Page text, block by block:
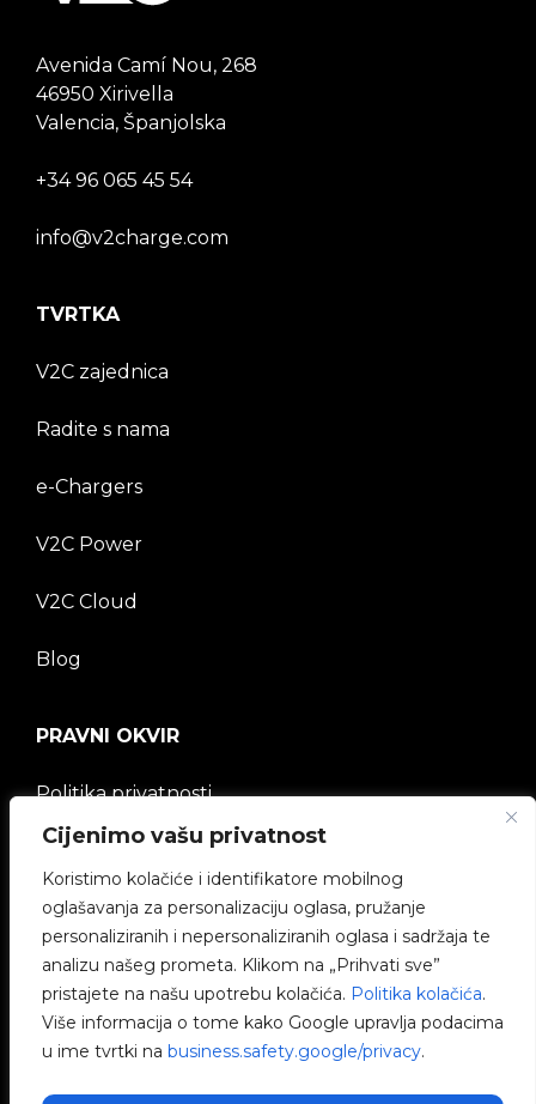
Cijenimo vašu privatnost
Koristimo kolačiće i identifikatore mobilnog
oglašavanja za personalizaciju oglasa, pružanje
personaliziranih i nepersonaliziranih oglasa i sadržaja te
analizu našeg prometa. Klikom na „Prihvati sve”
pristajete na našu upotrebu kolačića. Politika kolačića.
Više informacija o tome kako Google upravlja podacima
u ime tvrtki na business.safety.google/privacy.
Avenida Camí Nou, 268
46950 Xirivella
Valencia, Španjolska
+34 96 065 45 54
info@v2charge.com
TVRTKA
V2C zajednica
Radite s nama
e-Chargers
V2C Power
V2C Cloud
Blog
PRAVNI OKVIR
Politika privatnosti
Pravna napomena
Politika kolačića
Etički kanal
Politika kvalitete